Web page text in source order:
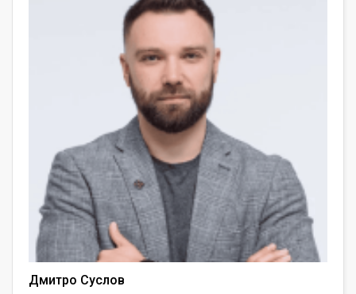
Дмитро Суслов